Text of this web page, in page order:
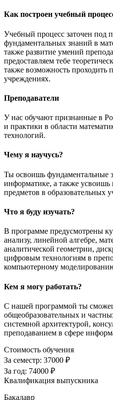
Как построен учебный
Учебный процесс заточен под
фундаментальных знаний в
также развитие умений
предоставляем тебе
также возможность проходить
учреждениях.
Преподаватели
У нас обучают признанные в
и практики в области
технологий.
Чему я научусь?
Ты освоишь фундаментальные
информатике, а также усвоишь
предметов в образовательных
Что я буду изучать?
В программе предусмотрены
анализу, линейной алгебре,
аналитической геометрии,
цифровым технологиям в
компьютерному
Кем я могу работать?
С нашей программой ты
общеобразовательных и
системной архитектурой,
преподаванием в сфере
Стоимость обучения
За семестр: 37000 ₽
За год: 74000 ₽
Квалификация выпускника
Бакалавр